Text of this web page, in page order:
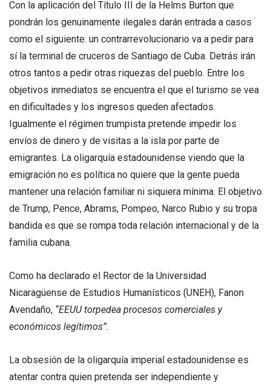
Con la aplicación del Título III de la Helms Burton que
pondrán los genuinamente ilegales darán entrada a casos
como el siguiente: un contrarrevolucionario va a pedir para
sí la terminal de cruceros de Santiago de Cuba. Detrás irán
otros tantos a pedir otras riquezas del pueblo. Entre los
objetivos inmediatos se encuentra el que el turismo se vea
en dificultades y los ingresos queden afectados.
Igualmente el régimen trumpista pretende impedir los
envíos de dinero y de visitas a la isla por parte de
emigrantes. La oligarquía estadounidense viendo que la
emigración no es política no quiere que la gente pueda
mantener una relación familiar ni siquiera mínima. El objetivo
de Trump, Pence, Abrams, Pompeo, Narco Rubio y su tropa
bandida es que se rompa toda relación internacional y de la
familia cubana.
Como ha declarado el Rector de la Universidad
Nicaragüense de Estudios Humanísticos (UNEH), Fanon
Avendaño, “EEUU torpedea procesos comerciales y
económicos legítimos”.
La obsesión de la oligarquía imperial estadounidense es
atentar contra quien pretenda ser independiente y